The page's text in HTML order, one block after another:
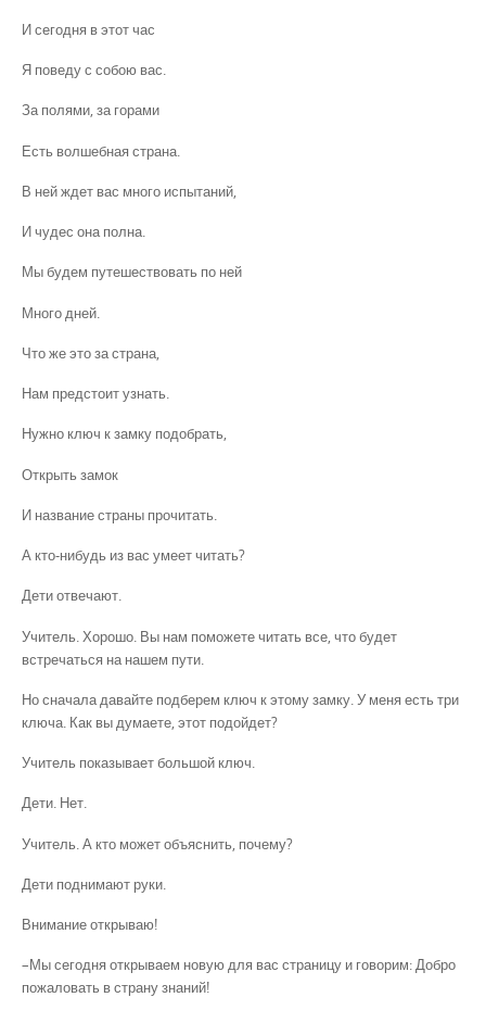
И сегодня в этот час
Я поведу с собою вас.
За полями, за горами
Есть волшебная страна.
В ней ждет вас много испытаний,
И чудес она полна.
Мы будем путешествовать по ней
Много дней.
Что же это за страна,
Нам предстоит узнать.
Нужно ключ к замку подобрать,
Открыть замок
И название страны прочитать.
А кто-нибудь из вас умеет читать?
Дети отвечают.
Учитель. Хорошо. Вы нам поможете читать все, что будет
встречаться на нашем пути.
Но сначала давайте подберем ключ к этому замку. У меня есть три
ключа. Как вы думаете, этот подойдет?
Учитель показывает большой ключ.
Дети. Нет.
Учитель. А кто может объяснить, почему?
Дети поднимают руки.
Внимание открываю!
–Мы сегодня открываем новую для вас страницу и говорим: Добро
пожаловать в страну знаний!